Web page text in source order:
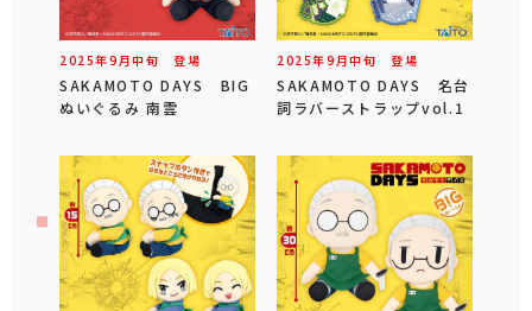
2025年9 月中旬 登場
SAKAMOTO DAYS BIG
ぬいぐるみ 南雲
2025年9 月中旬 登場
SAKAMOTO DAYS 名台
詞ラバーストラップvol.1